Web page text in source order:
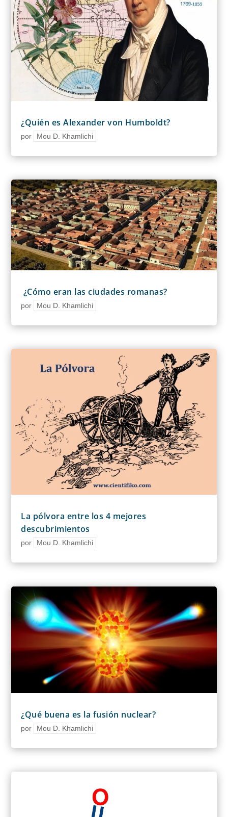
¿Quién es Alexander von Humboldt?
por Mou D. Khamlichi
¿Cómo eran las ciudades romanas?
por Mou D. Khamlichi
La pólvora entre los 4 mejores
descubrimientos
por Mou D. Khamlichi
¿Qué buena es la fusión nuclear?
por Mou D. Khamlichi